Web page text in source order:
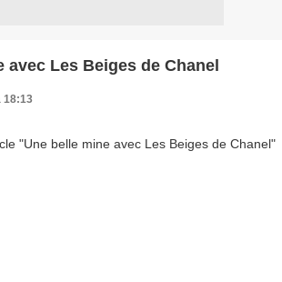
avec Les Beiges de Chanel
18:13